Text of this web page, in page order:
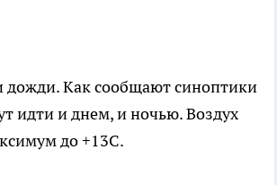
дожди. Как сообщают синоптики
идти и днем, и ночью. Воздух
до +13С.